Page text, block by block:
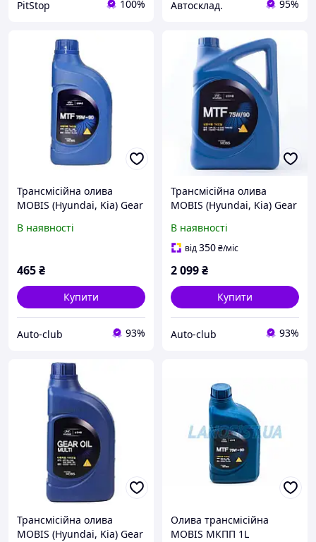
PitStop 100% Автосклад. 95%
Трансмісійна олива
MOBIS (Hyundai, Kia) Gear
(043005L1A0)
В наявності
465₴
Купити
Auto-club 93%
Трансмісійна олива
MOBIS (Hyundai, Kia) Gear
(043005L6A0)
В наявності
від350₴/міс
2 099₴
Купити
Auto-club 93%
Трансмісійна олива
MOBIS (Hyundai, Kia) Gear
Олива трансмісійна
MOBIS МКПП 1L